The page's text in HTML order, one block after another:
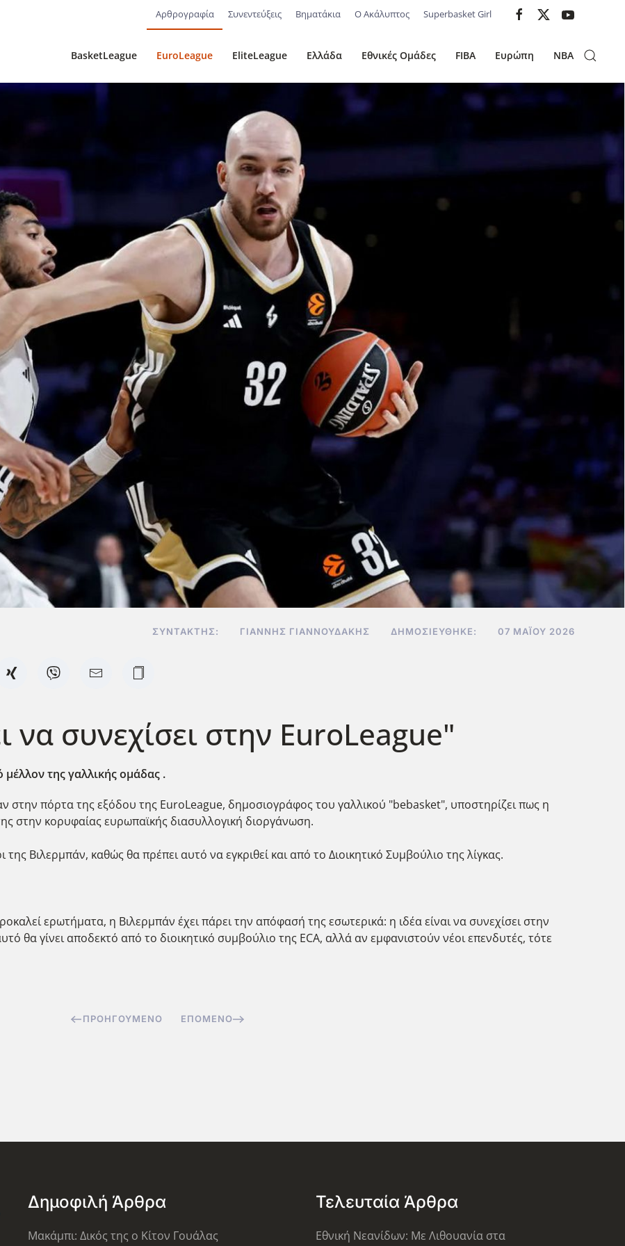
Αρθρογραφία Συνεντεύξεις Βηματάκια Ο Ακάλυπτος Superbasket Girl
BasketLeague EuroLeague EliteLeague Ελλάδα Εθνικές Ομάδες FIBA Ευρώπη NBA
ΣΥΝΤΆΚΤΗΣ: ΓΙΆΝΝΗΣ ΓΙΑΝΝΟΥΔΆΚΗΣ ΔΗΜΟΣΙΕΎΘΗΚΕ: 07 ΜΑΪ́ΟΥ 2026
να συνεχίσει στην EuroLeague"
της γαλλικής ομάδας .
στην πόρτα της εξόδου της EuroLeague, δημοσιογράφος του γαλλικού "bebasket", υποστηρίζει πως η
στην κορυφαίας ευρωπαϊκής διασυλλογική διοργάνωση.
Βιλερμπάν, καθώς θα πρέπει αυτό να εγκριθεί και από το Διοικητικό Συμβούλιο της λίγκας.
ερωτήματα, η Βιλερμπάν έχει πάρει την απόφασή της εσωτερικά: η ιδέα είναι να συνεχίσει στην
θα γίνει αποδεκτό από το διοικητικό συμβούλιο της ECA, αλλά αν εμφανιστούν νέοι επενδυτές, τότε
ΠΡΟΗΓΟΎΜΕΝΟ ΕΠΌΜΕΝΟ
Δημοφιλή Άρθρα
Μακάμπι: Δικός της ο Κίτον Γουάλας
Τελευταία Άρθρα
Εθνική Νεανίδων: Με Λιθουανία στα